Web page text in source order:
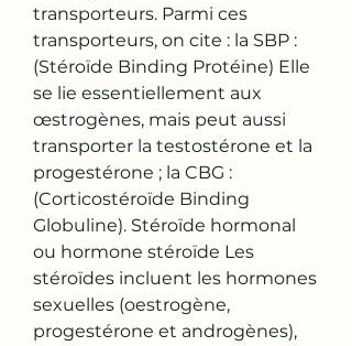
transporteurs. Parmi ces
transporteurs, on cite : la SBP :
(Stéroïde Binding Protéine) Elle
se lie essentiellement aux
œstrogènes, mais peut aussi
transporter la testostérone et la
progestérone ; la CBG :
(Corticostéroïde Binding
Globuline). Stéroïde hormonal
ou hormone stéroïde Les
stéroïdes incluent les hormones
sexuelles (oestrogène,
progestérone et androgènes),